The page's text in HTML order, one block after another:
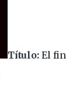
Título:El fin